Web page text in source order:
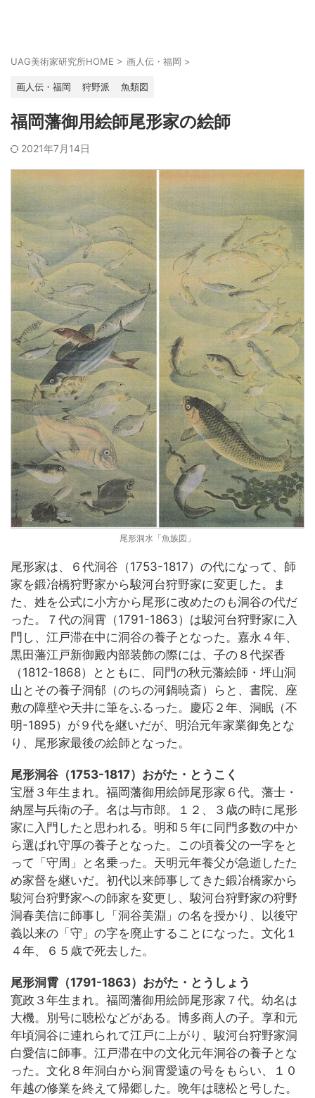
UAG美術家研究所HOME > 画人伝・福岡 >
画人伝・福岡 狩野派 魚類図
福岡藩御用絵師尾形家の絵師
2021年7月14日
尾形洞水「魚族図」
尾形家は、６代洞谷（1753-1817）の代になって、師
家を鍛冶橋狩野家から駿河台狩野家に変更した。ま
た、姓を公式に小方から尾形に改めたのも洞谷の代だ
った。７代の洞霄（1791-1863）は駿河台狩野家に入
門し、江戸滞在中に洞谷の養子となった。嘉永４年、
黒田藩江戸新御殿内部装飾の際には、子の８代探香
（1812-1868）とともに、同門の秋元藩絵師・坪山洞
山とその養子洞郁（のちの河鍋暁斎）らと、書院、座
敷の障壁や天井に筆をふるった。慶応２年、洞眠（不
明-1895）が９代を継いだが、明治元年家業御免とな
り、尾形家最後の絵師となった。
尾形洞谷（1753-1817）おがた・とうこく
宝暦３年生まれ。福岡藩御用絵師尾形家６代。藩士・
納屋与兵衛の子。名は与市郎。１２、３歳の時に尾形
家に入門したと思われる。明和５年に同門多数の中か
ら選ばれ守厚の養子となった。この頃養父の一字をと
って「守周」と名乗った。天明元年養父が急逝したた
め家督を継いだ。初代以来師事してきた鍛冶橋家から
駿河台狩野家への師家を変更し、駿河台狩野家の狩野
洞春美信に師事し「洞谷美淵」の名を授かり、以後守
義以来の「守」の字を廃止することになった。文化１
４年、６５歳で死去した。
尾形洞霄（1791-1863）おがた・とうしょう
寛政３年生まれ。福岡藩御用絵師尾形家７代。幼名は
大機。別号に聴松などがある。博多商人の子。享和元
年頃洞谷に連れられて江戸に上がり、駿河台狩野家洞
白愛信に師事。江戸滞在中の文化元年洞谷の養子とな
った。文化８年洞白から洞霄愛遠の号をもらい、１０
年越の修業を終えて帰郷した。晩年は聴松と号した。